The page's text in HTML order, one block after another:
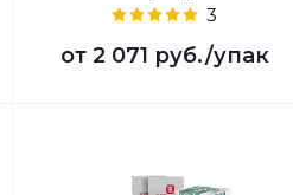
3
от 2 071 руб./упак